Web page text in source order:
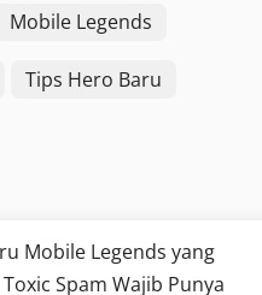
Mobile Legends
Tips Hero Baru
Mobile Legends yang
Spam Wajib Punya